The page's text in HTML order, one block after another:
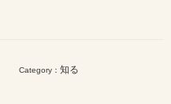
Category： 知る